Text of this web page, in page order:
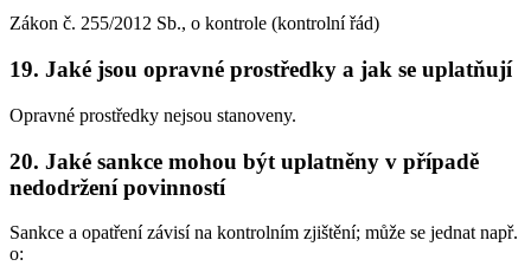
Zákon č. 255/2012 Sb., o kontrole (kontrolní řád)
19. Jaké jsou opravné prostředky a jak se uplatňují
Opravné prostředky nejsou stanoveny.
20. Jaké sankce mohou být uplatněny v případě
nedodržení povinností
Sankce a opatření závisí na kontrolním zjištění; může se jednat např.
o: